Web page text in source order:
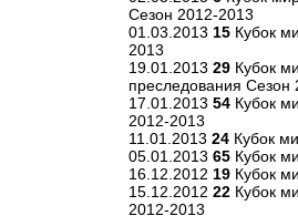
Сезон 2012-2013
01.03.2013 15 Кубок
2013
19.01.2013 29 Кубок
преследования Сезон
17.01.2013 54 Кубок
2012-2013
11.01.2013 24 Кубок
05.01.2013 65 Кубок
16.12.2012 19 Кубок
15.12.2012 22 Кубок
2012-2013